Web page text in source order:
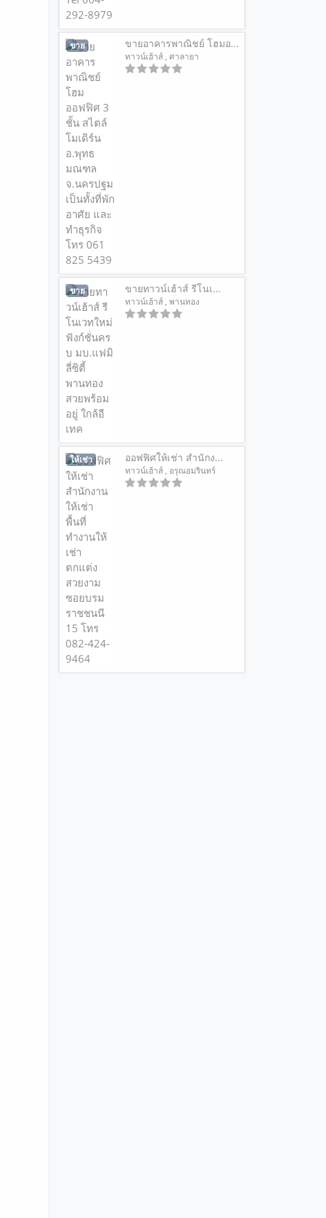
ขาย ขายอาคารพาณิชย์ โฮมอ...
ทาวน์เฮ้าส์ , ศาลายา
ขาย ขายทาวน์เฮ้าส์ รีโนเ...
ทาวน์เฮ้าส์ , พานทอง
ให้เช่า ออฟฟิศให้เช่า สำนักง...
ทาวน์เฮ้าส์ , อรุณอมรินทร์